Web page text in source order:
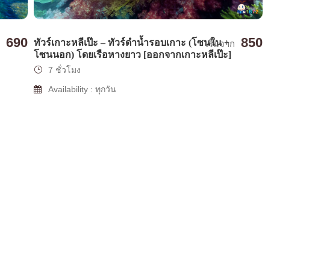
690 ทัวร์เกาะหลีเป๊ะ – ทัวร์ดำน้ำรอบเกาะ (โซนใน +
โซนนอก) โดยเรือหางยาว [ออกจากเกาะหลีเป๊ะ]
เริ่มจาก 850
7 ชั่วโมง
Availability : ทุกวัน